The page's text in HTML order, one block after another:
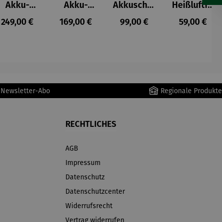
Akku-
Staubsau
ger
Regulärer Preis:
249,00 €
Akku-
Staubsau
ger DS02
Regulärer Preis:
169,00 €
Akkuschra
uber
Regulärer Preis:
99,00 €
Heißluftfri
tteuse
Regulärer
59,00 €
Abo Regionale Produkte
RECHTLICHES
AGB
Impressum
Datenschutz
Datenschutzcenter
Widerrufsrecht
Vertrag widerrufen